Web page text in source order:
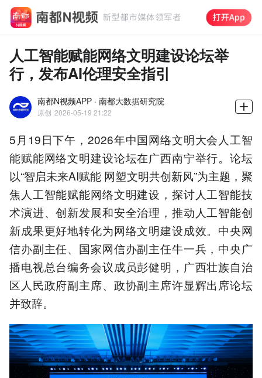
人工智能赋能网络文明建设论坛举
行，发布AI伦理安全指引
南都N视频APP · 南都大数据研究院
原创 2026-05-19 21:22
5月19日下午，2026年中国网络文明大会人工智
能赋能网络文明建设论坛在广西南宁举行。论坛
以“智启未来AI赋能 网塑文明共创新风”为主题，聚
焦人工智能赋能网络文明建设，探讨人工智能技
术演进、创新发展和安全治理，推动人工智能创
新成果更好地转化为网络文明建设成效。中央网
信办副主任、国家网信办副主任牛一兵，中央广
播电视总台编务会议成员彭健明，广西壮族自治
区人民政府副主席、政协副主席许显辉出席论坛
并致辞。